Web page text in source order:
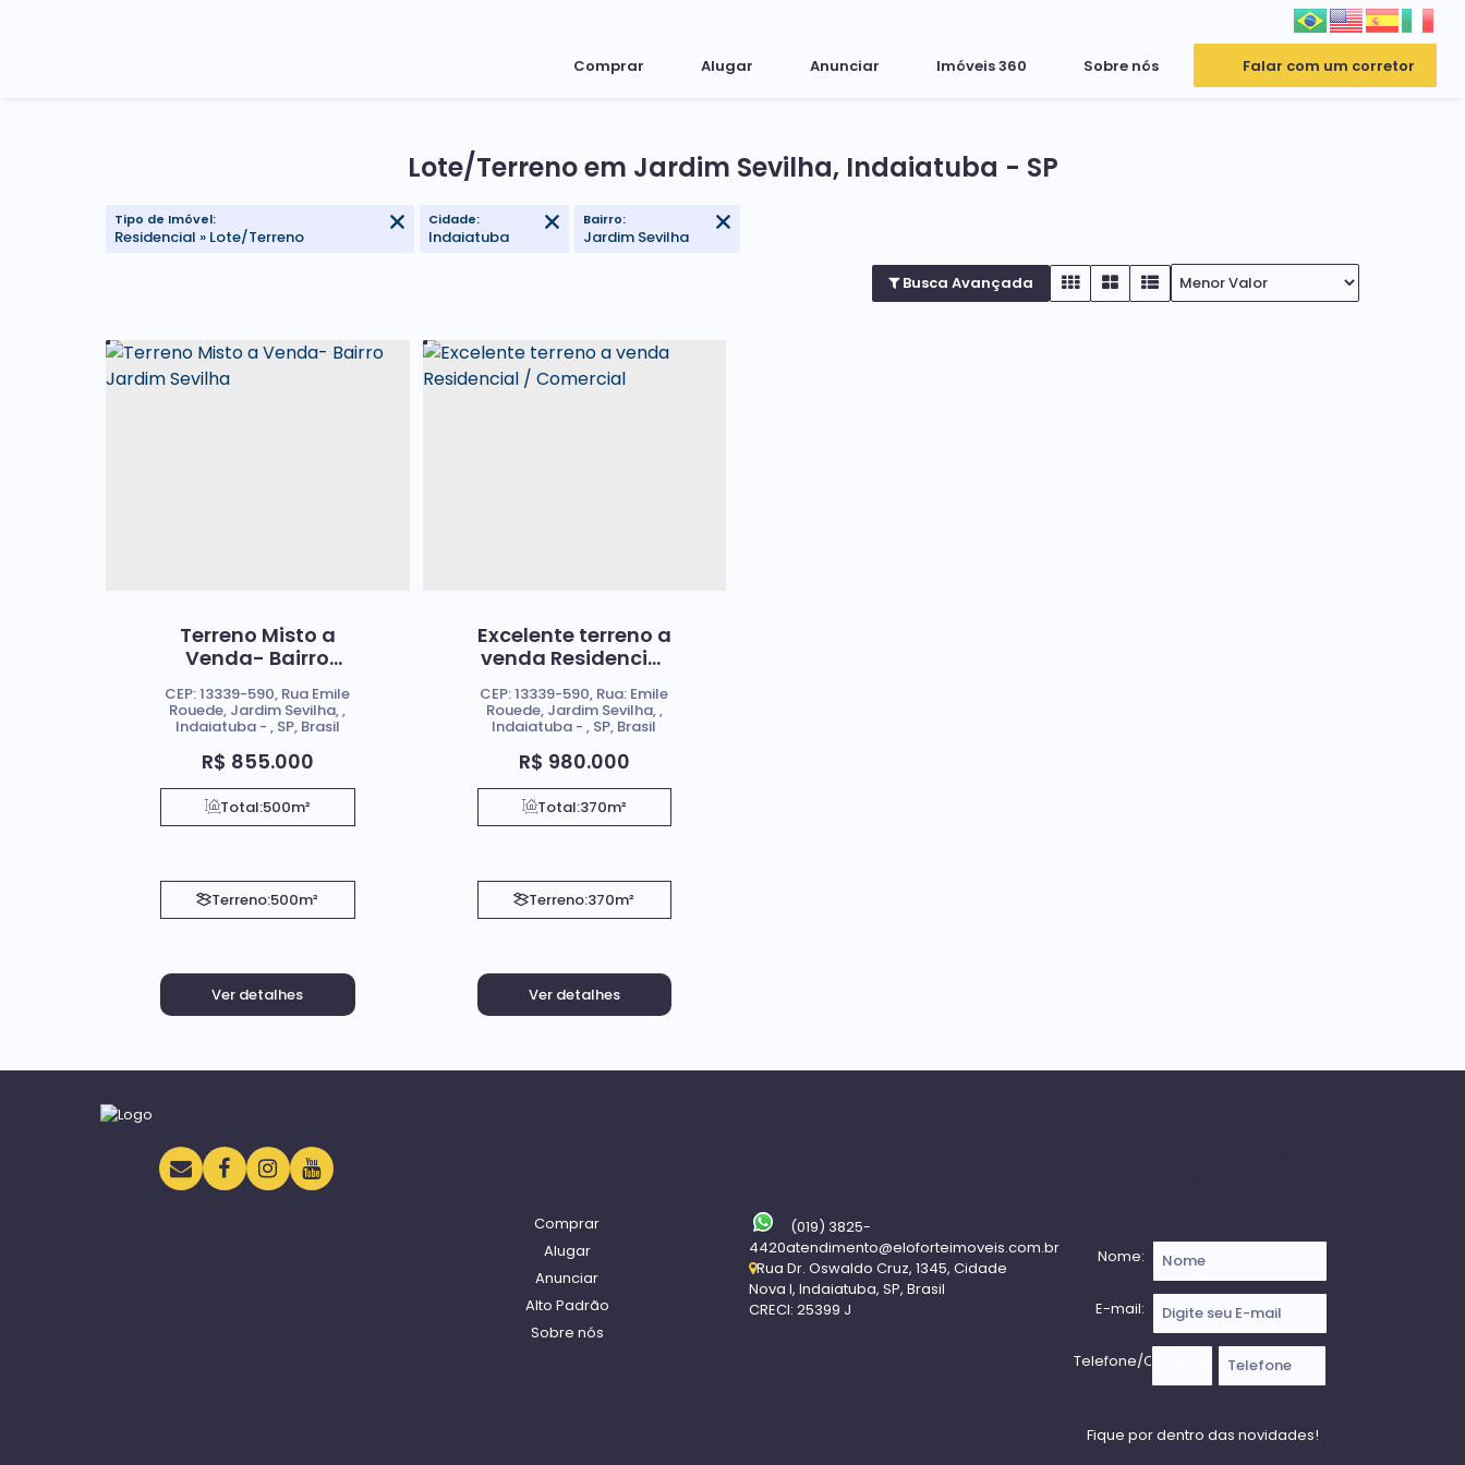
Falar com um corretor
Sobre nós
Imóveis 360
Anunciar
Alugar
Comprar
Lote/Terreno em Jardim Sevilha, Indaiatuba - SP
Tipo de Imóvel:
Residencial » Lote/Terreno
Cidade:
Indaiatuba
Bairro:
Jardim Sevilha
Busca Avançada
Terreno Misto a
Venda- Bairro
R$ 855.000
CEP: 13339-590, Rua Emile
Rouede, Jardim Sevilha ,
Indaiatuba , SP, Brasil
Total:500m²
Terreno:500m²
Ver detalhes
Excelente terreno a
venda Residencial
R$ 980.000
CEP: 13339-590, Rua: Emile
Rouede, Jardim Sevilha ,
Indaiatuba , SP, Brasil
Total:370m²
Terreno:370m²
Ver detalhes
Comprar
Alugar
Anunciar
Alto Padrão
Sobre nós
(019) 3825-
4420atendimento@eloforteimoveis.com.br
Rua Dr. Oswaldo Cruz, 1345, Cidade
Nova I, Indaiatuba, SP, Brasil
CRECI: 25399 J
Nome:
E-mail:
Telefone/Celular: